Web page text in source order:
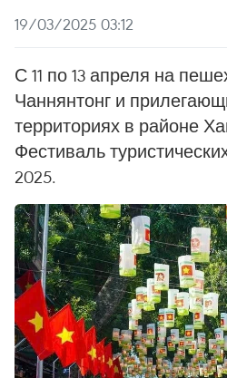
19/03/2025 03:12
С 11 по 13 апреля на
Чаннянтонг и
территориях в районе
Фестиваль
2025.